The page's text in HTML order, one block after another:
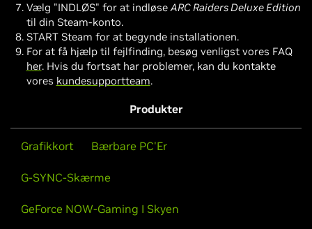
Vælg "INDLØS" for at indløseARC Raiders Deluxe Edition
til din Steam-konto.
START Steam for at begynde installationen.
For at få hjælp til fejlfinding, besøg venligst vores FAQ
her. Hvis du fortsat har problemer, kan du kontakte
vores kundesupportteam.
Produkter
Grafikkort Bærbare PC'Er
G-SYNC-Skærme
GeForce NOW-Gaming I Skyen